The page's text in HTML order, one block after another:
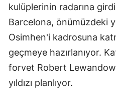
kulüplerinin radarına
Barcelona, önümüzdeki
Osimhen'i kadrosuna
geçmeye hazırlanıyor.
forvet Robert
yıldızı planlıyor.